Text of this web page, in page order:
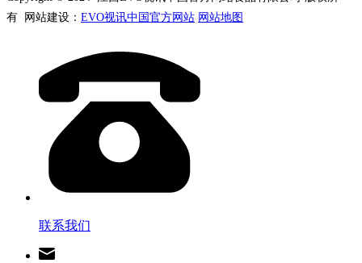
有 网站建设： EVO视讯中国官方网站 网站地图
联系我们